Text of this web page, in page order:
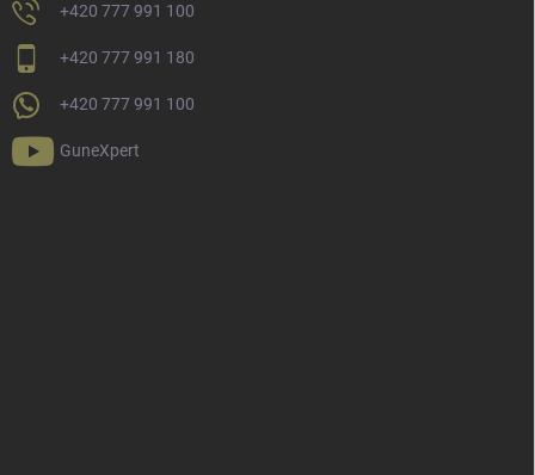
+420 777 991 100
+420 777 991 180
+420 777 991 100
GuneXpert